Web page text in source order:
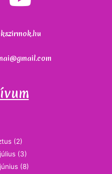
(2)
(3)
(8)